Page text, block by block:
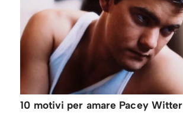
10 motivi per amare Pacey Witter